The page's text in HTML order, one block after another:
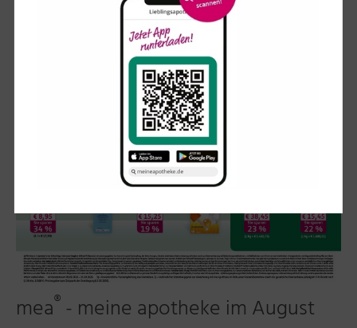
mea® - meine apotheke im August